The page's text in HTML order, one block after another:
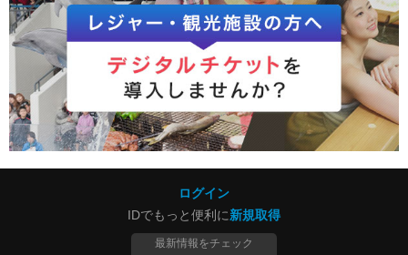
ログイン
IDでもっと便利に新規取得
最新情報をチェック